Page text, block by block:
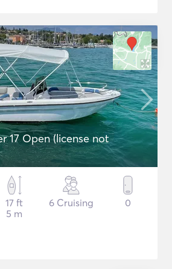
17 Open (license not
17 ft
5 m
6 Cruising 0